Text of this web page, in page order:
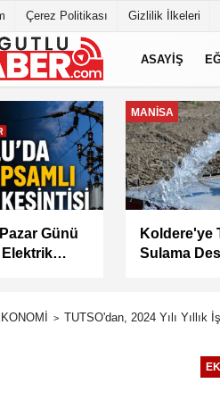
Çerez Politikası Gizlilik İlkeleri
ASAYİŞ
1.200 Kınalı
Salındı
GÜNDEM
TUTSO'dan, 2024 Yılı Yıllık